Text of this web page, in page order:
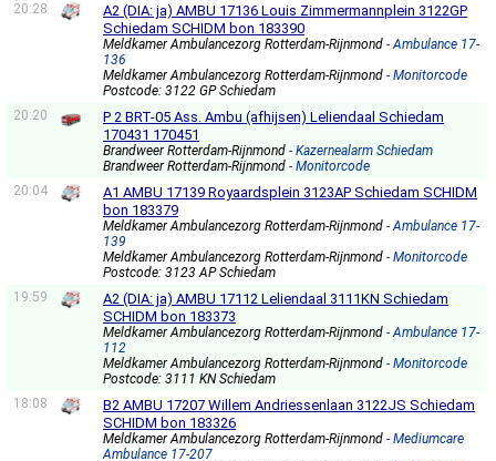
20:28
A2 (DIA: ja) AMBU 17136 Louis Zimmermannplein 3122GP
Schiedam SCHIDM bon 183390
Meldkamer Ambulancezorg Rotterdam-Rijnmond - Ambulance 17-
136
Meldkamer Ambulancezorg Rotterdam-Rijnmond - Monitorcode
Postcode: 3122 GP Schiedam
20:20
P 2 BRT-05 Ass. Ambu (afhijsen) Leliendaal Schiedam
170431 170451
Brandweer Rotterdam-Rijnmond - Kazernealarm Schiedam
Brandweer Rotterdam-Rijnmond - Monitorcode
20:04
A1 AMBU 17139 Royaardsplein 3123AP Schiedam SCHIDM
bon 183379
Meldkamer Ambulancezorg Rotterdam-Rijnmond - Ambulance 17-
139
Meldkamer Ambulancezorg Rotterdam-Rijnmond - Monitorcode
Postcode: 3123 AP Schiedam
19:59
A2 (DIA: ja) AMBU 17112 Leliendaal 3111KN Schiedam
SCHIDM bon 183373
Meldkamer Ambulancezorg Rotterdam-Rijnmond - Ambulance 17-
112
Meldkamer Ambulancezorg Rotterdam-Rijnmond - Monitorcode
Postcode: 3111 KN Schiedam
18:08
B2 AMBU 17207 Willem Andriessenlaan 3122JS Schiedam
SCHIDM bon 183326
Meldkamer Ambulancezorg Rotterdam-Rijnmond - Mediumcare
Ambulance 17-207